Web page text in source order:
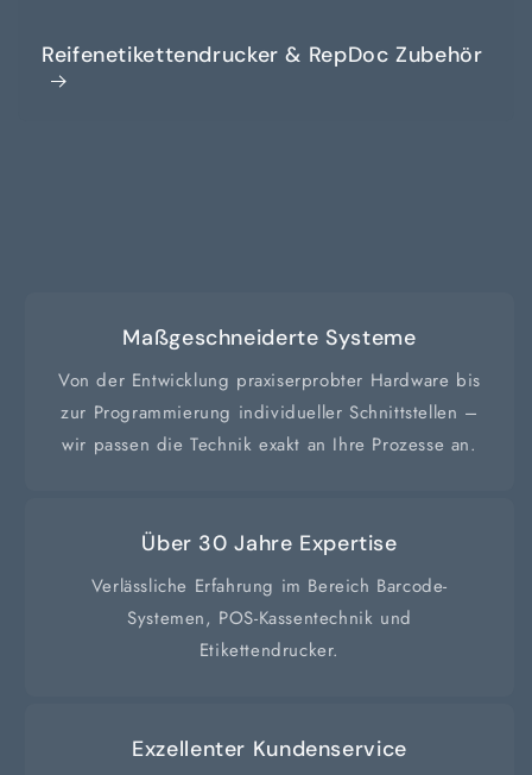
Reifenetikettendrucker & RepDoc Zubehör
Maßgeschneiderte Systeme
Von der Entwicklung praxiserprobter Hardware bis
zur Programmierung individueller Schnittstellen –
wir passen die Technik exakt an Ihre Prozesse an.
Über 30 Jahre Expertise
Verlässliche Erfahrung im Bereich Barcode-
Systemen, POS-Kassentechnik und
Etikettendrucker.
Exzellenter Kundenservice